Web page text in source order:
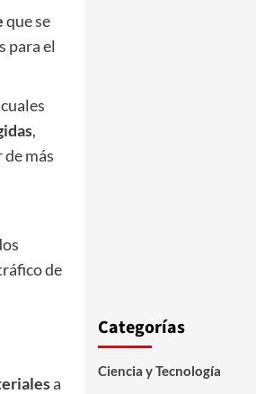
que se
para el
,
más
de
a
Categorías
Ciencia y Tecnología